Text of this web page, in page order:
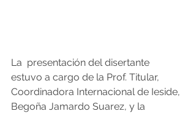
La  presentación del disertante
estuvo a cargo de la Prof. Titular,
Coordinadora Internacional de Ieside,
Begoña Jamardo Suarez, y la